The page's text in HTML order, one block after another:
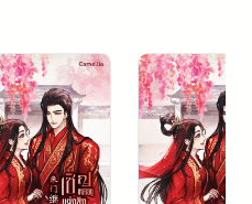
รือนเขาทั้งนั้น
ขนเสื้อ ใช้สติปัญญาและไหวพริบ
ปทีละคน